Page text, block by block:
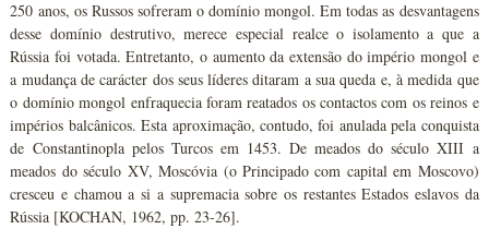
250 anos, os Russos sofreram o domínio mongol. Em todas as desvantagens
desse domínio destrutivo, merece especial realce o isolamento a que a
Rússia foi votada. Entretanto, o aumento da extensão do império mongol e
a mudança de carácter dos seus líderes ditaram a sua queda e, à medida que
o domínio mongol enfraquecia foram reatados os contactos com os reinos e
impérios balcânicos. Esta aproximação, contudo, foi anulada pela conquista
de Constantinopla pelos Turcos em 1453. De meados do século XIII a
meados do século XV, Moscóvia (o Principado com capital em Moscovo)
cresceu e chamou a si a supremacia sobre os restantes Estados eslavos da
Rússia [KOCHAN, 1962, pp. 23-26].